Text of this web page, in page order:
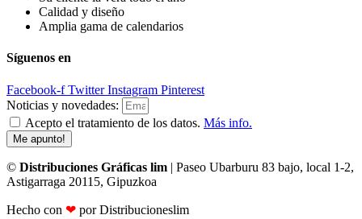
Calidad y diseño
Amplia gama de calendarios
Síguenos en
Facebook-f Twitter Instagram Pinterest
Noticias y novedades:
Acepto el tratamiento de los datos. Más info.
Me apunto!
© Distribuciones Gráficas lim | Paseo Ubarburu 83 bajo, local 1-2,
Astigarraga 20115, Gipuzkoa
Hecho con ❤ por Distribucioneslim